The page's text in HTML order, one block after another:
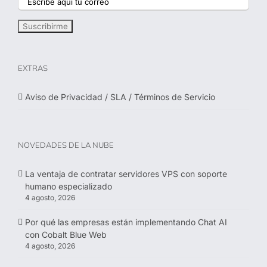
EXTRAS
Aviso de Privacidad / SLA / Términos de Servicio
NOVEDADES DE LA NUBE
La ventaja de contratar servidores VPS con soporte
humano especializado
4 agosto, 2026
Por qué las empresas están implementando Chat AI
con Cobalt Blue Web
4 agosto, 2026